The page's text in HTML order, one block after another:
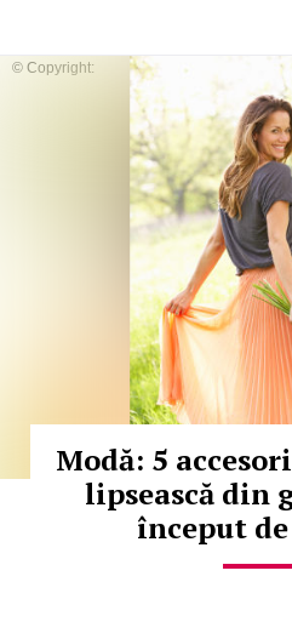
© Copyright:
Modă: 5
lipsească din
început